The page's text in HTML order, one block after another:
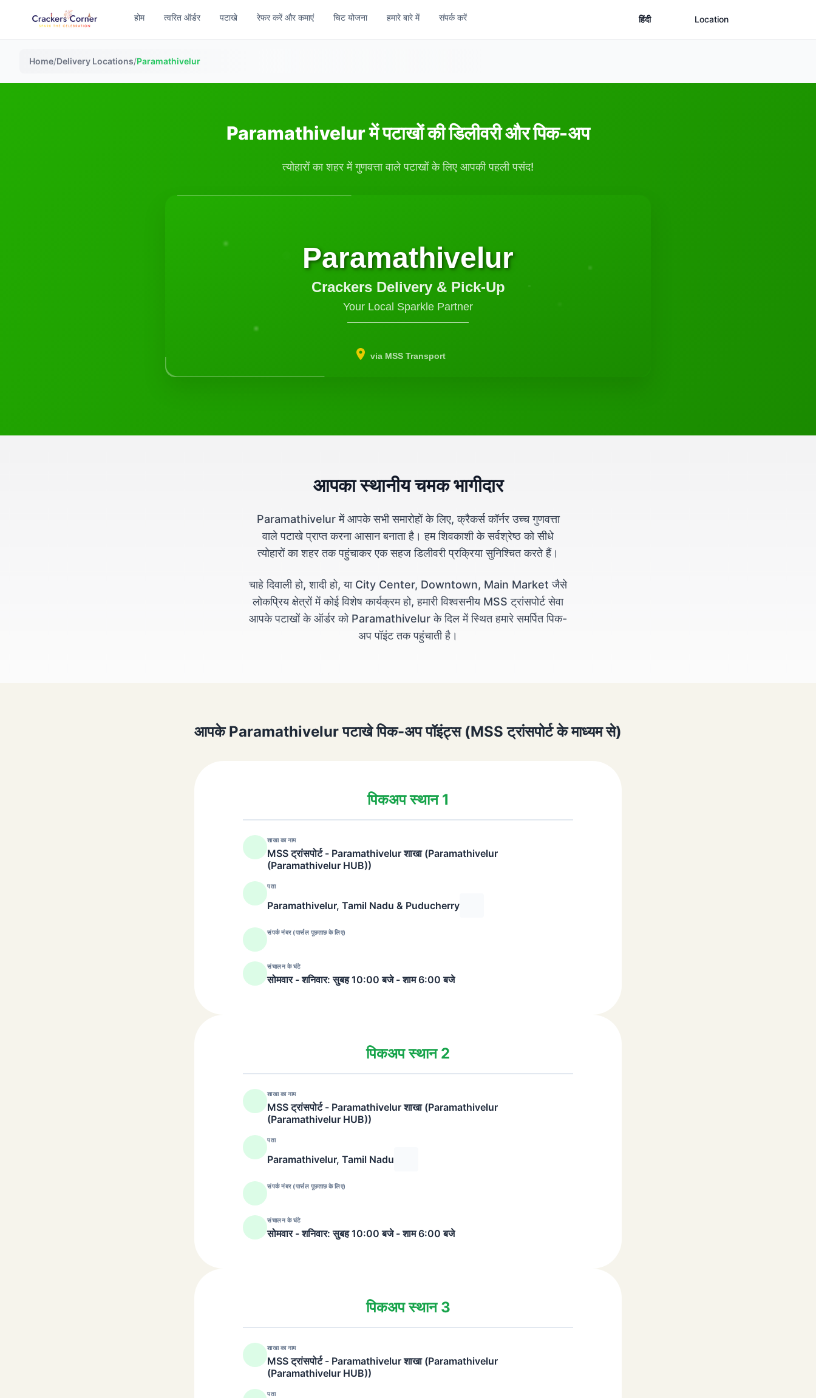
होम त्वरित ऑर्डर पटाखे रेफर करें और कमाएं चिट योजना हमारे बारे में संपर्क करें हिंदी Location
Home/Delivery Locations/Paramathivelur
Paramathivelur में पटाखों की डिलीवरी और पिक-अप
त्योहारों का शहर में गुणवत्ता वाले पटाखों के लिए आपकी पहली पसंद!
Paramathivelur
Crackers Delivery & Pick-Up
Your Local Sparkle Partner
via MSS Transport
आपका स्थानीय चमक भागीदार
Paramathivelur में आपके सभी समारोहों के लिए, क्रैकर्स कॉर्नर उच्च गुणवत्ता
वाले पटाखे प्राप्त करना आसान बनाता है। हम शिवकाशी के सर्वश्रेष्ठ को सीधे
त्योहारों का शहर तक पहुंचाकर एक सहज डिलीवरी प्रक्रिया सुनिश्चित करते हैं।
चाहे दिवाली हो, शादी हो, या City Center, Downtown, Main Market जैसे
लोकप्रिय क्षेत्रों में कोई विशेष कार्यक्रम हो, हमारी विश्वसनीय MSS ट्रांसपोर्ट सेवा
आपके पटाखों के ऑर्डर को Paramathivelur के दिल में स्थित हमारे समर्पित पिक-
अप पॉइंट तक पहुंचाती है।
आपके Paramathivelur पटाखे पिक-अप पॉइंट्स (MSS ट्रांसपोर्ट के माध्यम से)
पिकअप स्थान 1
शाखा का नाम
MSS ट्रांसपोर्ट - Paramathivelur शाखा (Paramathivelur
(Paramathivelur HUB))
पता
Paramathivelur, Tamil Nadu & Puducherry
संपर्क नंबर (पार्सल पूछताछ के लिए)
संचालन के घंटे
सोमवार - शनिवार: सुबह 10:00 बजे - शाम 6:00 बजे
पिकअप स्थान 2
शाखा का नाम
MSS ट्रांसपोर्ट - Paramathivelur शाखा (Paramathivelur
(Paramathivelur HUB))
पता
Paramathivelur, Tamil Nadu
संपर्क नंबर (पार्सल पूछताछ के लिए)
संचालन के घंटे
सोमवार - शनिवार: सुबह 10:00 बजे - शाम 6:00 बजे
पिकअप स्थान 3
शाखा का नाम
MSS ट्रांसपोर्ट - Paramathivelur शाखा (Paramathivelur
(Paramathivelur HUB))
पता